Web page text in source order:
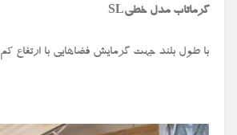
گرماتاب مدل خطیSL
با طول بلند جهت گرمایش فضاهایی با ارتفاع کم